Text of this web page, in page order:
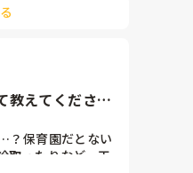
したらいけない
先生熱でも我慢し
教えてくださ
？保育園だとない
取ったりなど、工